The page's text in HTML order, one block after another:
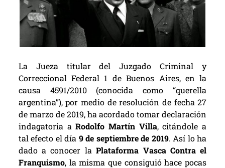
La Jueza titular del Juzgado Criminal y
Correccional Federal 1 de Buenos Aires, en la
causa 4591/2010 (conocida como “querella
argentina”), por medio de resolución de fecha 27
de marzo de 2019, ha acordado tomar declaración
indagatoria aRodolfo Martín Villa, citándole a
tal efecto el día 9 de septiembre de 2019. Así lo ha
dado a conocer laPlataforma Vasca Contra el
Franquismo, la misma que consiguió hace pocas